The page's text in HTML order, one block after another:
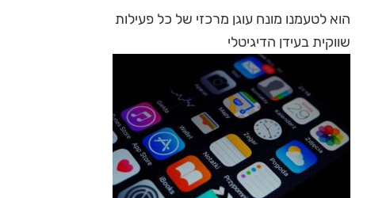
הוא לטעמנו מונח עוגן מרכזי של כל פעילות
שווקית בעידן הדיגיטלי